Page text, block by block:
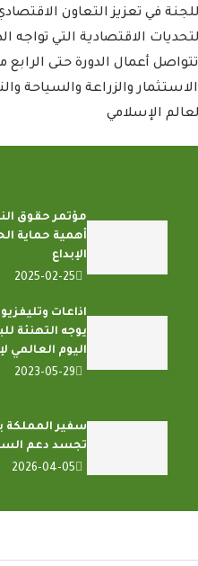
في تعزيز التعاون
الاقتصادية التي تواجه
أعمال الدورة حتى
والزراعة والسياحة
الإسلامي
مؤتمر حقوق
أهمية حماية
الإبداع
2025-02-25
اذاعات
يوجه التهنئة
اليوم العالمي
2023-05-29
سفير المملكة
تجسد دعم
2026-04-05